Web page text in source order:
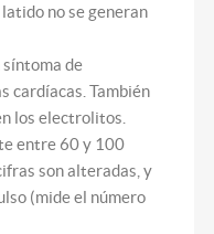
no se generan
de
cardíacas. También
los electrolitos.
entre 60 y 100
son alteradas, y
(mide el número